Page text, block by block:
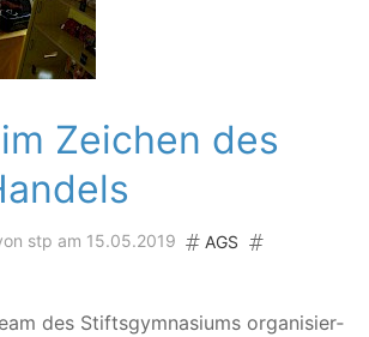
Zeichen des
stp am 15.05.2019
AGS
des Stifts­gym­na­si­ums orga­ni­sier­